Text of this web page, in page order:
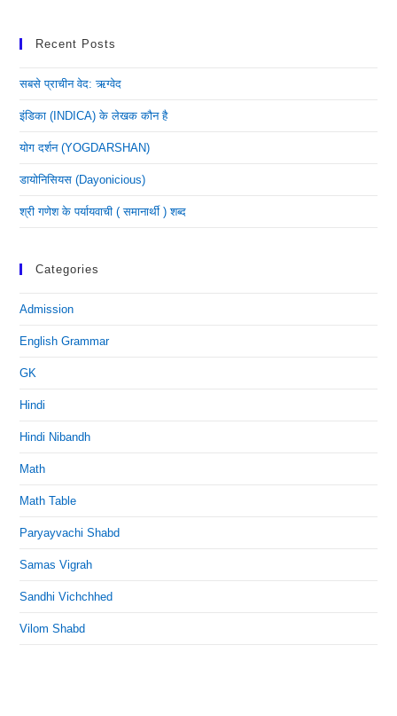
Recent Posts
सबसे प्राचीन वेद: ऋग्वेद
इंडिका (INDICA) के लेखक कौन है
योग दर्शन (YOGDARSHAN)
डायोनिसियस (dayonicious)
श्री गणेश के पर्यायवाची ( समानार्थी ) शब्द
Categories
Admission
English Grammar
GK
Hindi
Hindi Nibandh
Math
Math Table
Paryayvachi Shabd
Samas Vigrah
Sandhi Vichchhed
Vilom Shabd